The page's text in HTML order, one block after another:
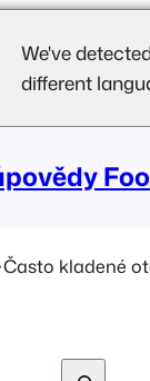
We've
different
Často kladené